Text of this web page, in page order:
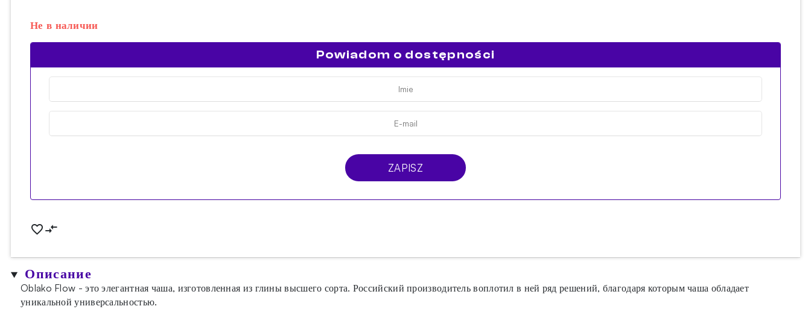
Не в наличии
Powiadom o dostępności
ZAPISZ
Описание
Oblako Flow - это элегантная чаша, изготовленная из глины высшего сорта. Российский производитель воплотил в ней ряд решений, благодаря которым чаша обладает
уникальной универсальностью.